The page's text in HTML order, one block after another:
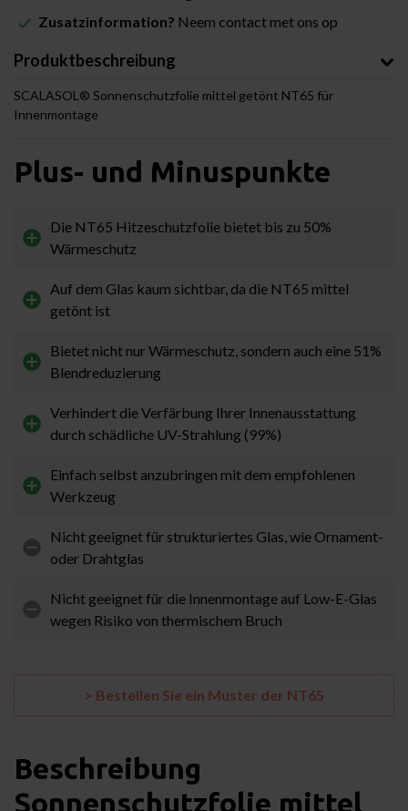
Zusatzinformation? Neem contact met ons op
Produktbeschreibung
SCALASOL® Sonnenschutzfolie mittel getönt NT65 für
Innenmontage
Plus- und Minuspunkte
Die NT65 Hitzeschutzfolie bietet bis zu 50%
Wärmeschutz
Auf dem Glas kaum sichtbar, da die NT65 mittel
getönt ist
Bietet nicht nur Wärmeschutz, sondern auch eine 51%
Blendreduzierung
Verhindert die Verfärbung Ihrer Innenausstattung
durch schädliche UV-Strahlung (99%)
Einfach selbst anzubringen mit dem empfohlenen
Werkzeug
Nicht geeignet für strukturiertes Glas, wie Ornament-
oder Drahtglas
Nicht geeignet für die Innenmontage auf Low-E-Glas
wegen Risiko von thermischem Bruch
> Bestellen Sie ein Muster der NT65
Beschreibung
Sonnenschutzfolie mittel